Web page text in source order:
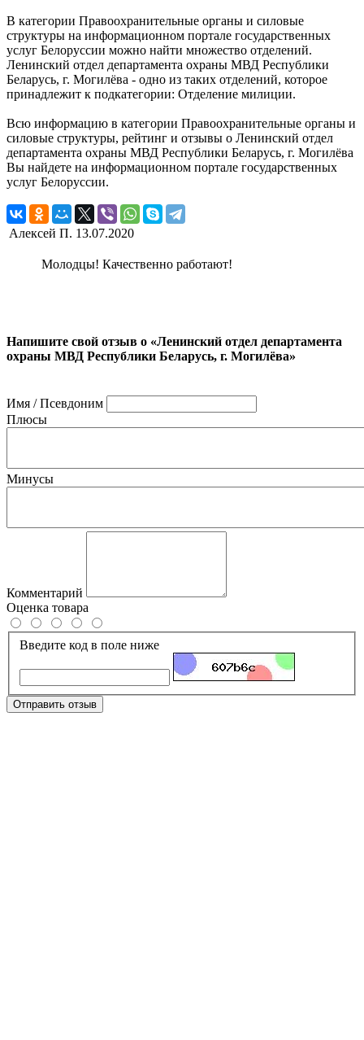
В категории Правоохранительные органы и силовые
структуры на информационном портале государственных
услуг Белоруссии можно найти множество отделений.
Ленинский отдел департамента охраны МВД Республики
Беларусь, г. Могилёва - одно из таких отделений, которое
принадлежит к подкатегории: Отделение милиции.
Всю информацию в категории Правоохранительные органы и
силовые структуры, рейтинг и отзывы о Ленинский отдел
департамента охраны МВД Республики Беларусь, г. Могилёва
Вы найдете на информационном портале государственных
услуг Белоруссии.
Алексей П. 13.07.2020
Молодцы! Качественно работают!
Напишите свой отзыв о «Ленинский отдел департамента
охраны МВД Республики Беларусь, г. Могилёва»
Имя / Псевдоним
Плюсы
Минусы
Комментарий
Оценка товара
Введите код в поле ниже
Отправить отзыв